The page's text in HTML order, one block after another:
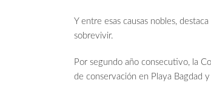
Y entre esas causas nobles,
sobrevivir.
Por segundo año consecutivo, la
de conservación en Playa Bagdad